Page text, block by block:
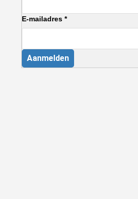
E-mailadres *
Aanmelden